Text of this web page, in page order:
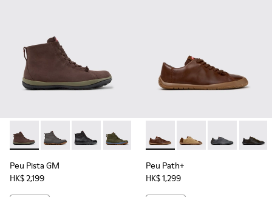
Peu Pista GM - K300287-035 - 男裝啡色牛巴戈皮及踝靴。
Peu Pista GM - K300287-036
Peu Pista GM - K300287-034
Peu Pista GM - K300287-033
Peu Pista GM - K300287-032
Peu Pista GM -
Peu Pista GM -
Peu Pista
Peu Pista GM
HK$ 2,199
Peu Path+ - K101114-011 -
Peu Path+ -Peu Path+ -
Peu
Peu Path+
HK$ 1,299